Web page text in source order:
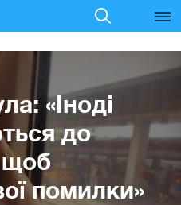
«Іноді
до
щоб
помилки»